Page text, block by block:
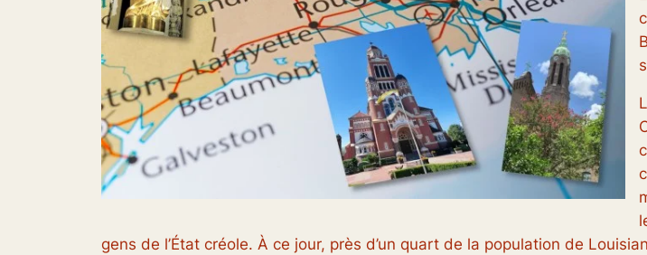
gens de l’État créole. À ce jour, près d’un quart de la population de